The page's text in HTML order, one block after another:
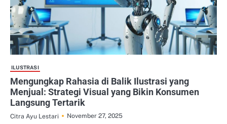
ILUSTRASI
Mengungkap Rahasia di Balik Ilustrasi yang
Menjual: Strategi Visual yang Bikin Konsumen
Langsung Tertarik
Citra Ayu Lestari
November 27, 2025